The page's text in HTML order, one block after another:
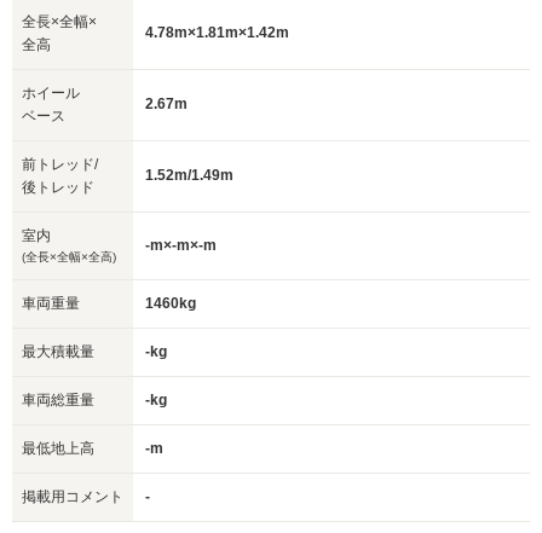
全長×全幅×
全高
4.78m×1.81m×1.42m
ホイール
ベース
2.67m
前トレッド/
後トレッド
1.52m/1.49m
室内
(全長×全幅×全高)
-m×-m×-m
車両重量 1460kg
最大積載量 -kg
車両総重量 -kg
最低地上高 -m
掲載用コメント -